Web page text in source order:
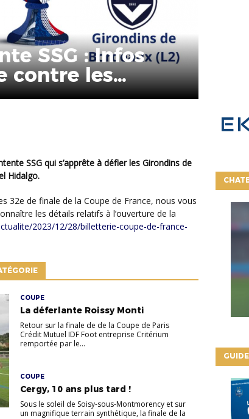
SSG : Infos
contre les
!
Hidalgo.
les détails relatifs à l’ouverture de la
2023/12/28/billetterie-coupe-de-france-
COUPE
La déferlante Roissy Monti
Retour sur la finale de de la Coupe de Paris
Crédit Mutuel IDF Foot entreprise Critérium
remportée par le...
COUPE
Cergy, 10 ans plus tard !
Sous le soleil de Soisy-sous-Montmorency et sur
un magnifique terrain synthétique, la finale de la